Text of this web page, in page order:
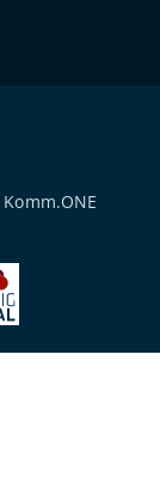
Komm.ONE